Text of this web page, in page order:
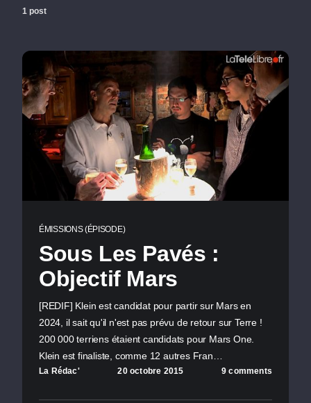
1 post
ÉMISSIONS (ÉPISODE)
Sous Les Pavés :
Objectif Mars
[REDIF] Klein est candidat pour partir sur Mars en
2024, il sait qu'il n'est pas prévu de retour sur Terre !
200 000 terriens étaient candidats pour Mars One.
Klein est finaliste, comme 12 autres Fran…
La Rédac' 20 octobre 2015 9 comments